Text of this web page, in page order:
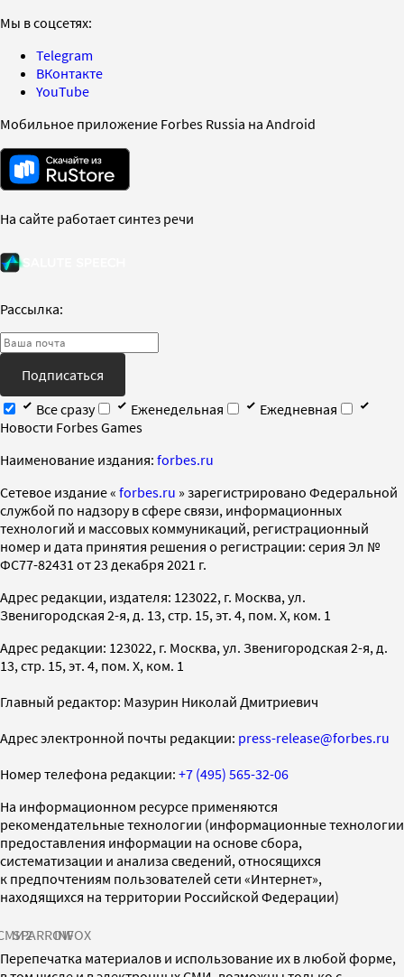
Мы в соцсетях:
Telegram
ВКонтакте
YouTube
Мобильное приложение Forbes Russia на Android
На сайте работает синтез речи
Рассылка:
Подписаться
Все сразу
Еженедельная
Ежедневная
Новости Forbes Games
Наименование издания: forbes.ru
Cетевое издание « forbes.ru » зарегистрировано Федеральной
службой по надзору в сфере связи, информационных
технологий и массовых коммуникаций, регистрационный
номер и дата принятия решения о регистрации: серия Эл №
ФС77-82431 от 23 декабря 2021 г.
Адрес редакции, издателя: 123022, г. Москва, ул.
Звенигородская 2-я, д. 13, стр. 15, эт. 4, пом. X, ком. 1
Адрес редакции: 123022, г. Москва, ул. Звенигородская 2-я, д.
13, стр. 15, эт. 4, пом. X, ком. 1
Главный редактор: Мазурин Николай Дмитриевич
Адрес электронной почты редакции: press-release@forbes.ru
Номер телефона редакции: +7 (495) 565-32-06
На информационном ресурсе применяются
рекомендательные технологии (информационные технологии
предоставления информации на основе сбора,
систематизации и анализа сведений, относящихся
к предпочтениям пользователей сети «Интернет»,
находящихся на территории Российской Федерации)
SPARROWINFOX
Перепечатка материалов и использование их в любой форме,